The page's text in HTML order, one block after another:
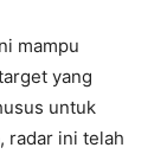
mampu
yang
untuk
radar ini telah